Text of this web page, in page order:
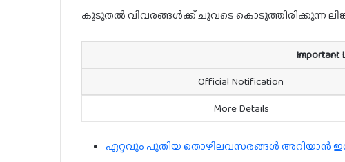
കൂടുതൽ വിവരങ്ങൾക്ക് ചുവടെ കൊടുത്തിരിക്കുന്ന
Important
Official Notification
More Details
ഏറ്റവും പുതിയ തൊഴിലവസരങ്ങൾ അറിയാൻ